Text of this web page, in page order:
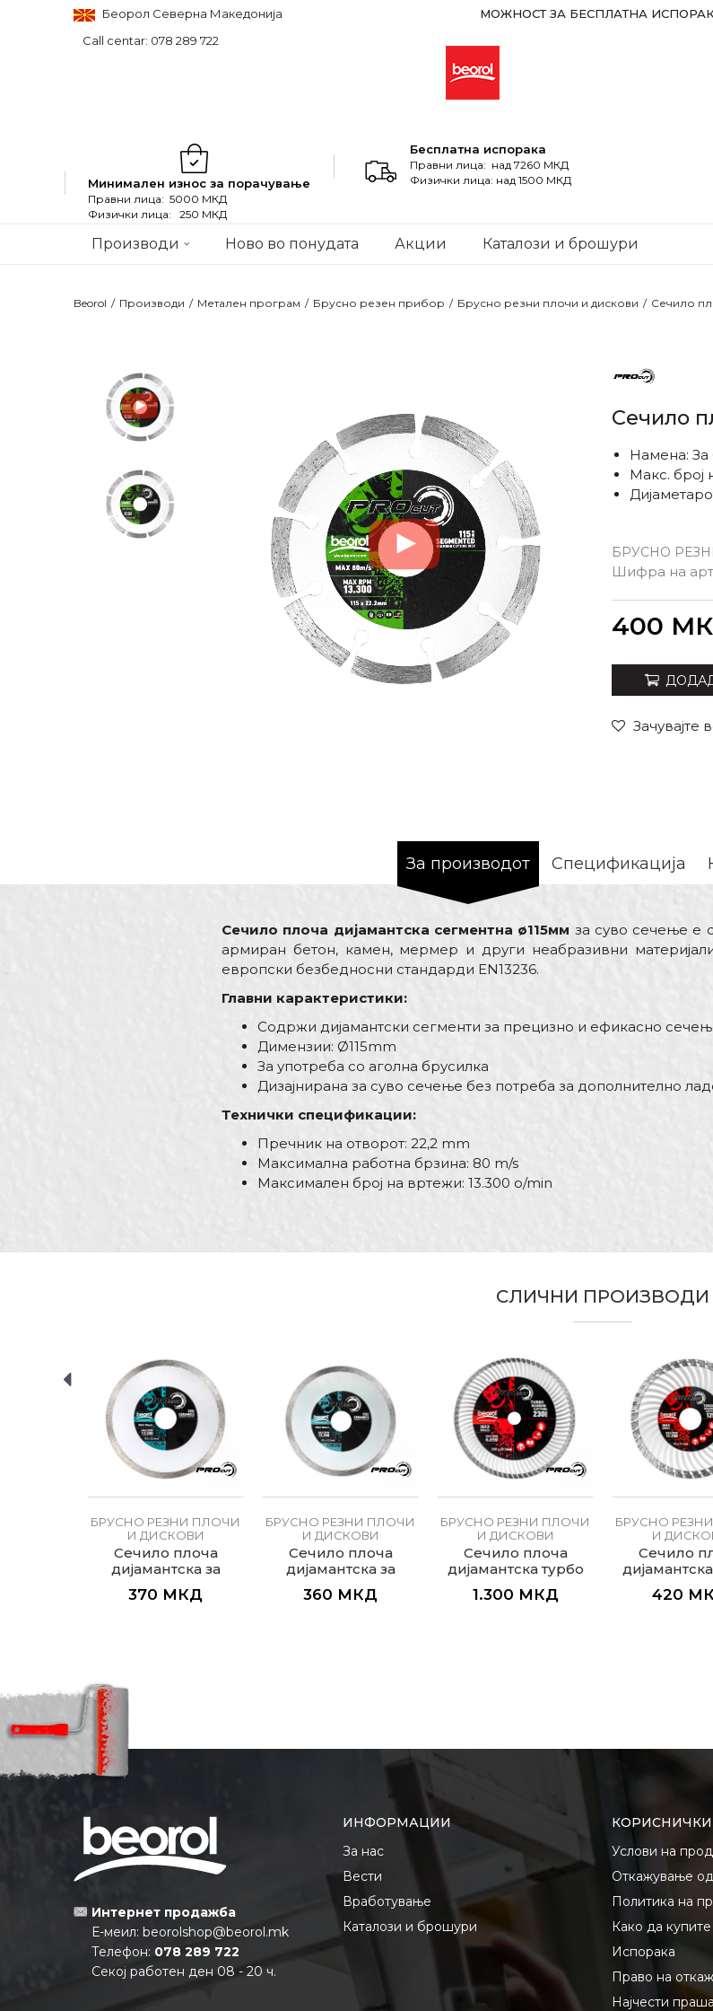
Беорол Северна Македонија
Call centar: 078 289 722
МОЖНОСТ ЗА БЕСПЛАТНА
Минимален износ за порачување
Правни лица: 5000 МКД
Физички лица: 250 МКД
Бесплатна испорака
Правни лица: над 7260 МКД
Физички лица: над 1500 МКД
Производи Ново во понудата Акции Каталози и брошури
Beorol Производи Метален програм Брусно резен прибор Брусно резни плочи и дискови Сечило
Сечило
БРУСНО
Шифра на
Намена: За
Макс. број
400
Зачувајте
За производот Спецификација
Сечило плоча дијамантска сегментна ø115мм за суво сечење е
армиран бетон, камен, мермер и други неабразивни
европски безбедносни стандарди EN13236.
Главни карактеристики:
Содржи дијамантски сегменти за прецизно и ефикасно
Димензии: Ø115mm
За употреба со аголна брусилка
Дизајнирана за суво сечење без потреба за дополнително
Технички спецификации:
Пречник на отворот: 22,2 mm
Максимална работна брзина: 80 m/s
Максимален број на вртежи: 13.300 o/min
Водоинсталатери, Гипсари, Ѕидари,
Дијамантска резна плоча за фино резање на
Дијамантска
ИСПРАТИ
СЛИЧНИ ПРОИЗВОДИ
БРУСНО РЕЗНИ ПЛОЧИ
И ДИСКОВИ
Сечило плоча
дијамантска за
керамика ø125мм
370 МКД
БРУСНО РЕЗНИ ПЛОЧИ
И ДИСКОВИ
Сечило плоча
дијамантска за
керамика ø115мм
360 МКД
БРУСНО РЕЗНИ ПЛОЧИ
И ДИСКОВИ
Сечило плоча
дијамантска турбо
ø230мм
1.300 МКД
БРУСНО
И
Сечило
ø125мм
420
Интернет продажба
Е-меил: beorolshop@beorol.mk
Телефон: 078 289 722
Секој работен ден 08 - 20 ч.
ИНФОРМАЦИИ
За нас
Вести
Вработување
Каталози и брошури
Услови на
Откажување
Политика на
Како да
Испорака
Право на
Најчести